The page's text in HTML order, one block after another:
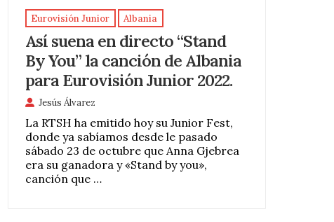
Eurovisión Junior Albania
Así suena en directo “Stand
By You” la canción de Albania
para Eurovisión Junior 2022.
Jesús Álvarez
La RTSH ha emitido hoy su Junior Fest,
donde ya sabíamos desde le pasado
sábado 23 de octubre que Anna Gjebrea
era su ganadora y «Stand by you»,
canción que …